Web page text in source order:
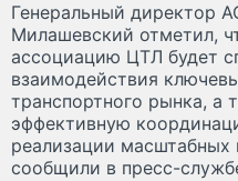
Генеральный директор
Милашевский отметил,
ассоциацию ЦТЛ будет
взаимодействия
транспортного рынка, а
эффективную
реализации масштабных
сообщили в пресс-